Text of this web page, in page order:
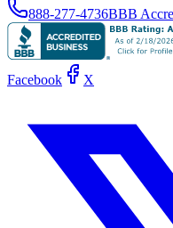
888-277-4736BBB
Facebook X